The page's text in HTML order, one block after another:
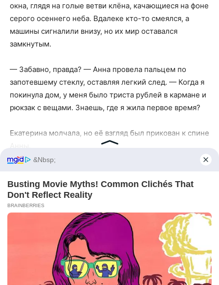
окна, глядя на голые ветви клёна, качающиеся на фоне
серого осеннего неба. Вдалеке кто-то смеялся, а
машины сигналили внизу, но их мир оставался
замкнутым.
— Забавно, правда? — Анна провела пальцем по
запотевшему стеклу, оставляя легкий след. — Когда я
покинула дом, у меня было триста рублей в кармане и
рюкзак с вещами. Знаешь, где я жила первое время?
Екатерина молчала, но её взгляд был прикован к спине
комнате, общая кухня с тараканами. Работала в
круглосуточной кофейне, — она горько усмехнулась.
— Четыре через два, двойные смены по праздникам.
Помню, как в первый день разбила целый поднос с
чашками. Боялась, что меня уволят.
Она обернулась. Екатерина сидела, вцепившись в
подлокотники кресла до побеления пальцев.
&nbsp;
Busting Movie Myths! Common Clichés That
Don't Reflect Reality
BRAINBERRIES